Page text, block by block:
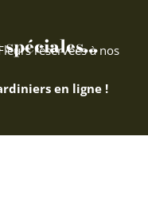
réservées à nos
en ligne !